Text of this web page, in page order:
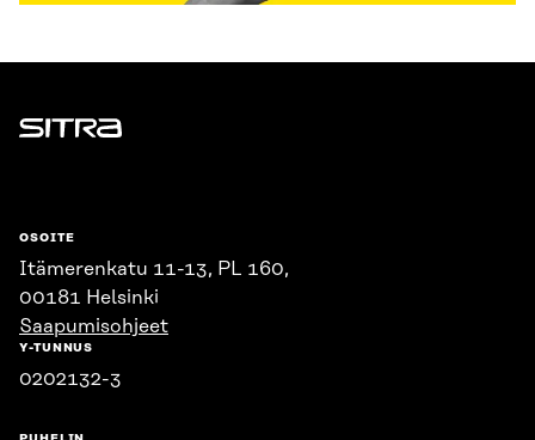
Sitra
OSOITE
Itämerenkatu 11-13, PL 160,
00181 Helsinki
Saapumisohjeet
Y-TUNNUS
0202132-3